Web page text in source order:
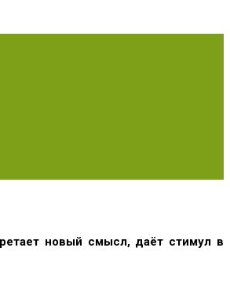
новый смысл, даёт стимул в